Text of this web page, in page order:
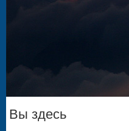
Вы здесь